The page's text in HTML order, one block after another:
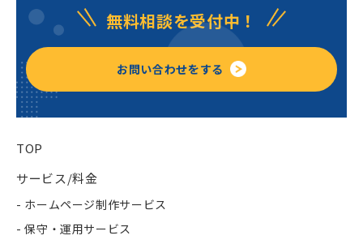
無料相談を受付中！
お問い合わせをする
TOP
サービス/料金
- ホームページ制作サービス
- 保守・運用サービス